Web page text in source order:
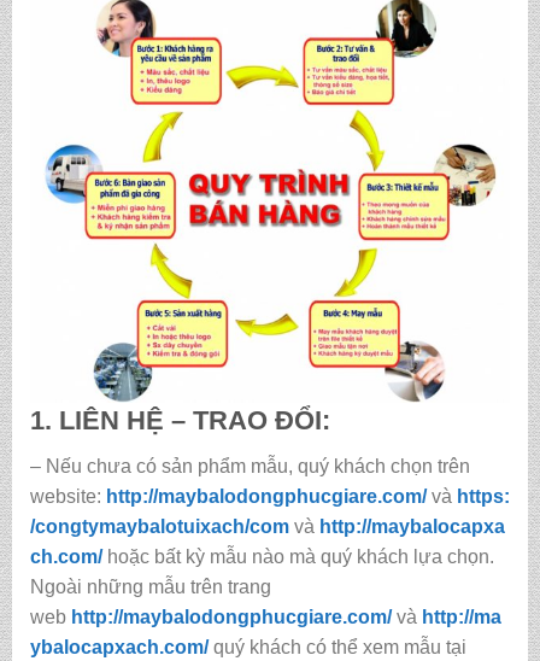
1. LIÊN HỆ – TRAO ĐỔI:
– Nếu chưa có sản phẩm mẫu, quý khách chọn trên
website: http://maybalodongphucgiare.com/và https:
/congtymaybalotuixach/com và http://maybalocapxa
ch.com/ hoặc bất kỳ mẫu nào mà quý khách lựa chọn.
Ngoài những mẫu trên trang
web http://maybalodongphucgiare.com/và http://ma
ybalocapxach.com/ quý khách có thể xem mẫu tại